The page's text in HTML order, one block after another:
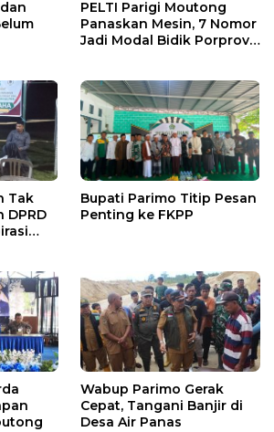
PELTI Parigi Moutong
Panaskan Mesin, 7 Nomor
Jadi Modal Bidik Porprov
Tak
DPRD
Bupati Parimo Titip Pesan
Penting ke FKPP
Wabup Parimo Gerak
Cepat, Tangani Banjir di
Desa Air Panas